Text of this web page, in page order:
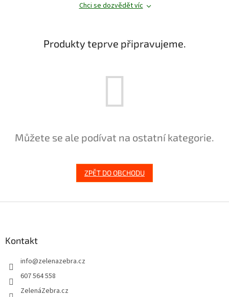
Chci se dozvědět víc
Produkty teprve připravujeme.
Můžete se ale podívat na ostatní kategorie.
ZPĚT DO OBCHODU
Kontakt
info@zelenazebra.cz
607 564 558
ZelenáZebra.cz